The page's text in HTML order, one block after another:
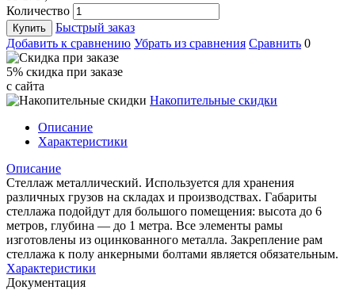
Количество
Купить
Быстрый заказ
Добавить к сравнению Убрать из сравнения Сравнить 0
5% cкидка при заказе
с сайта
Накопительные скидки
Описание
Характеристики
Описание
Стеллаж металлический. Используется для хранения
различных грузов на складах и производствах. Габариты
стеллажа подойдут для большого помещения: высота до 6
метров, глубина — до 1 метра. Все элементы рамы
изготовлены из оцинкованного металла. Закрепление рам
стеллажа к полу анкерными болтами является обязательным.
Характеристики
Документация